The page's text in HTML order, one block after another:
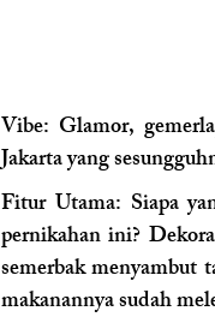
Vibe: Glamor,
Jakarta yang
Fitur Utama: Siapa
pernikahan ini?
semerbak
makanannya sudah